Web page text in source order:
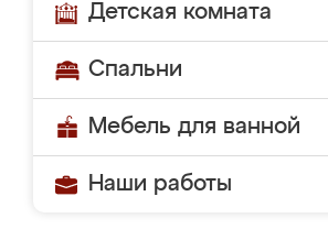
Детская комната
Спальни
Мебель для ванной
Наши работы